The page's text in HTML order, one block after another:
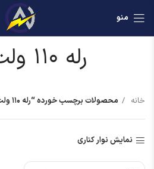
منو
رله ۱۱۰ ولت AC
خانه محصولات برچسب خورده “رله ۱۱۰ ولت AC”
نمایش نوار کناری